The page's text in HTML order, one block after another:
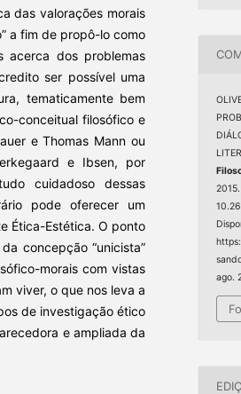
das valorações morais
a fim de propô-lo como
acerca dos problemas
ser possível uma
tematicamente bem
conceitual filosófico e
e Thomas Mann ou
e Ibsen, por
cuidadoso dessas
pode oferecer um
Ética-Estética. O ponto
concepção “unicista”
morais com vistas
viver, o que nos leva a
de investigação ético
e ampliada da
ago.